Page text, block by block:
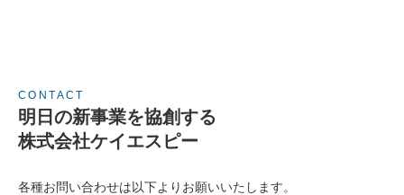
CONTACT
明日の新事業を協創する
株式会社ケイエスピー
各種お問い合わせは以下よりお願いいたします。